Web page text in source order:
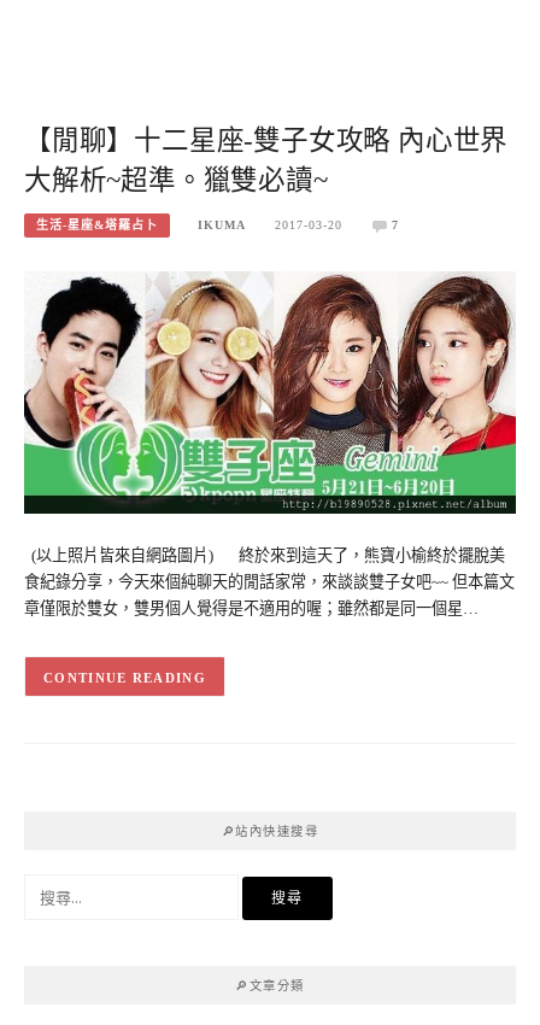
【閒聊】十二星座-雙子女攻略 內心世界
大解析~超準。獵雙必讀~
生活-星座&塔羅占卜 IKUMA 2017-03-20 7
(以上照片皆來自網路圖片) 終於來到這天了，熊寶小榆終於擺脫美
食紀錄分享，今天來個純聊天的閒話家常，來談談雙子女吧~~ 但本篇文
章僅限於雙女，雙男個人覺得是不適用的喔；雖然都是同一個星…
CONTINUE READING
🔎站內快速搜尋
🔎文章分類